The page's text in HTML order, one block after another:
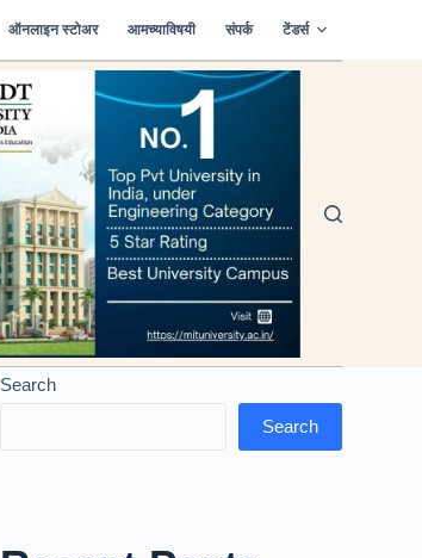
ऑनलाइन स्टोअर आमच्याविषयी संपर्क टेंडर्स
Search
Search